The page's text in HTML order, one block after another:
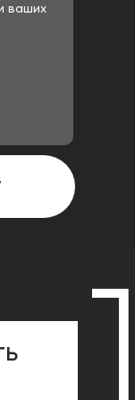
ваших